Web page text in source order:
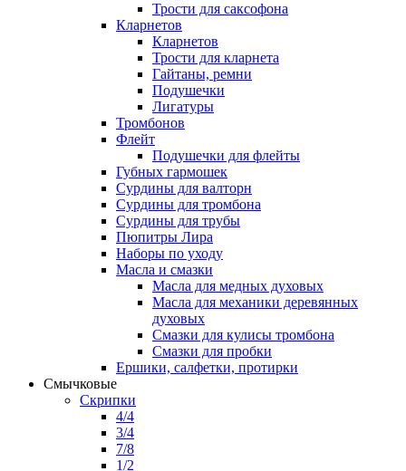
Трости для саксофона
Кларнетов
Кларнетов
Трости для кларнета
Гайтаны, ремни
Подушечки
Лигатуры
Тромбонов
Флейт
Подушечки для флейты
Губных гармошек
Сурдины для валторн
Сурдины для тромбона
Сурдины для трубы
Пюпитры Лира
Наборы по уходу
Масла и смазки
Масла для медных духовых
Масла для механики деревянных
духовых
Смазки для кулисы тромбона
Смазки для пробки
Ершики, салфетки, протирки
Смычковые
Скрипки
4/4
3/4
7/8
1/2